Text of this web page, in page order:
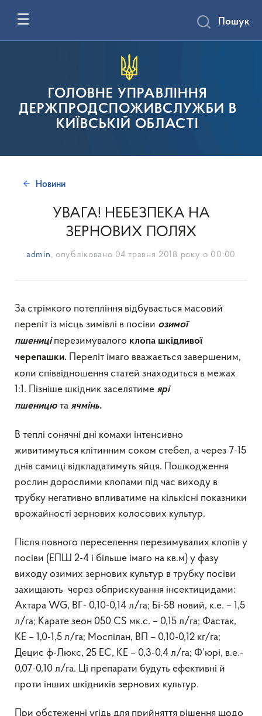
ГОЛОВНЕ УПРАВЛІННЯ
ДЕРЖПРОДСПОЖИВСЛУЖБИ В
КИЇВСЬКІЙ ОБЛАСТІ
Пошук
Новини
УВАГА! НЕБЕЗПЕКА НА
ЗЕРНОВИХ ПОЛЯХ
admin , опубліковано 04 травня 2018 року о 00:00
За стрімкого потепління відбувається масовий
переліт із місць зимівлі в посіви озимої
пшениціперезимувалого клопа шкідливої
черепашки. Переліт імаго вважається завершеним,
коли співвідношення статей знаходиться в межах
1:1. Пізніше шкідник заселятиме ярі
пшеницю та ячмінь.
В теплі сонячні дні комахи інтенсивно
живитимуться клітинним соком стебел, а через 7-15
днів самиці відкладатимуть яйця. Пошкодження
рослин дорослими клопами під час виходу в
трубку негативно впливатиме на кількісні показники
врожайності зернових колосових культур.
Після повного переселення перезимувалих клопів у
посіви (ЕПШ 2-4 і більше імаго на кв.м) у фазу
виходу озимих зернових культур в трубку посіви
захищають через обприскування інсектицидами:
Актара WG, ВГ- 0,10-0,14 л/га; Бі-58 новий, к.е. – 1,5
л/га; Карате зеон 050 СS мк.с. – 0,15 л/га; Фастак,
КЕ – 1,0-1,5 л/га; Моспілан, ВП – 0,10-0,12 кг/га;
Децис ф-Люкс, 25 ЕС, КЕ – 0,3-0,4 л/га; Ф’юрі, в.е.-
0,07-0,10 л/га. Ці препарати будуть ефективні й
проти інших шкідників зернових культур.
При обстеженні угідь для прийняття рішення щодо